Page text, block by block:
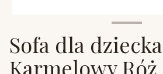
Sofa dla dziecka
Karmelowy Róż